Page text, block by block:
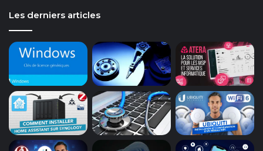
Les derniers articles